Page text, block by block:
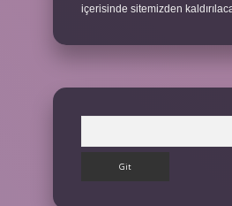
içerisinde sitemizden